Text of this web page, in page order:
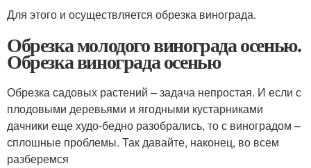
Для этого и осуществляется обрезка винограда.
Обрезка молодого винограда осенью.
Обрезка винограда осенью
Обрезка садовых растений – задача непростая. И если с
плодовыми деревьями и ягодными кустарниками
дачники еще худо-бедно разобрались, то с виноградом –
сплошные проблемы. Так давайте, наконец, во всем
разберемся